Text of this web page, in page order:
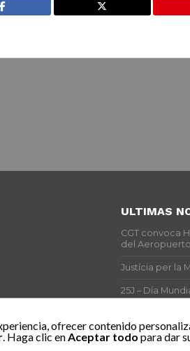
ULTIMAS
CGT convoca
del
Justícia per la
25J – Día
Actes centrals
ofrecer contenido
. Haga clic enAceptar todopara dar